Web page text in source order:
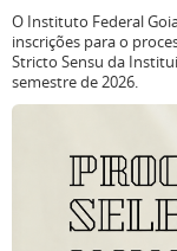
O Instituto Federal
inscrições para o
Stricto Sensu da
semestre de 2026.